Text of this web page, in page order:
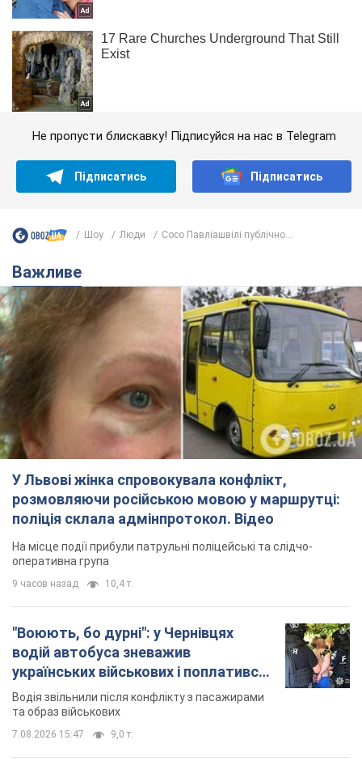
Не пропусти блискавку! Підписуйся на нас в Telegram
Підписатись Підписатись
Шоу Люди Сосо Павліашвілі публічно...
Важливе
У Львові жінка спровокувала конфлікт,
розмовляючи російською мовою у маршрутці:
поліція склала адмінпротокол. Відео
На місце події прибули патрульні поліцейські та слідчо-
оперативна група
9 часов назад 10,4 т.
"Воюють, бо дурні": у Чернівцях
водій автобуса зневажив
українських військових і поплатився.
Відео
Водія звільнили після конфлікту з пасажирами
та образ військових
7.08.2026 15:47 9,0 т.